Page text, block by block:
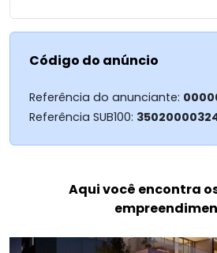
MAIS INFORMAÇOES:
DIOGO SCHMEISKE - 44
Código do anúncio
Referência do anunciante:
Referência SUB100:
Aqui você encontra